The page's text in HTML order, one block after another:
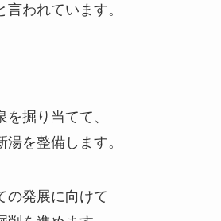
言われています。
掘り当てて、
を整備します。
の発展に向けて